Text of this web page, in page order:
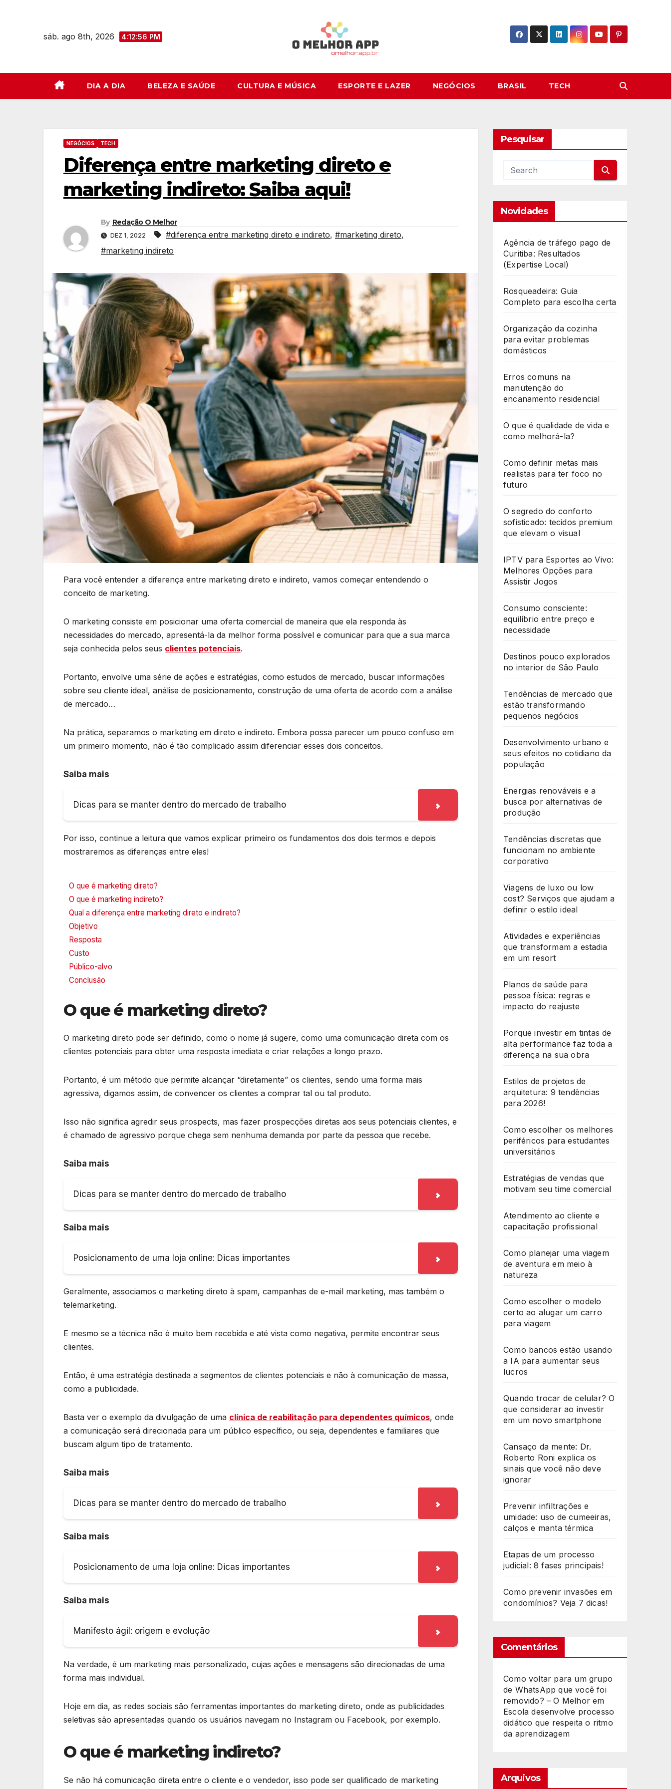
sáb. ago 8th, 2026 4:12:57 PM
DIA A DIA BELEZA E SAÚDE CULTURA E MÚSICA ESPORTE E LAZER NEGÓCIOS BRASIL TECH
NEGÓCIOS TECH
Diferença entre marketing direto e
marketing indireto: Saiba aqui!
By Redação O Melhor
DEZ 1, 2022 #diferença entre marketing direto e indireto, #marketing direto,
#marketing indireto
Para você entender a diferença entre marketing direto e indireto, vamos começar entendendo o
conceito de marketing.
O marketing consiste em posicionar uma oferta comercial de maneira que ela responda às
necessidades do mercado, apresentá-la da melhor forma possível e comunicar para que a sua marca
seja conhecida pelos seus clientes potenciais.
Portanto, envolve uma série de ações e estratégias, como estudos de mercado, buscar informações
sobre seu cliente ideal, análise de posicionamento, construção de uma oferta de acordo com a análise
de mercado…
Na prática, separamos o marketing em direto e indireto. Embora possa parecer um pouco confuso em
um primeiro momento, não é tão complicado assim diferenciar esses dois conceitos.
Saiba mais
Dicas para se manter dentro do mercado de trabalho
Por isso, continue a leitura que vamos explicar primeiro os fundamentos dos dois termos e depois
mostraremos as diferenças entre eles!
O que é marketing direto?
O que é marketing indireto?
Qual a diferença entre marketing direto e indireto?
Objetivo
Resposta
Custo
Público-alvo
Conclusão
O que é marketing direto?
O marketing direto pode ser definido, como o nome já sugere, como uma comunicação direta com os
clientes potenciais para obter uma resposta imediata e criar relações a longo prazo.
Portanto, é um método que permite alcançar “diretamente” os clientes, sendo uma forma mais
agressiva, digamos assim, de convencer os clientes a comprar tal ou tal produto.
Isso não significa agredir seus prospects, mas fazer prospecções diretas aos seus potenciais clientes, e
é chamado de agressivo porque chega sem nenhuma demanda por parte da pessoa que recebe.
Saiba mais
Dicas para se manter dentro do mercado de trabalho
Saiba mais
Posicionamento de uma loja online: Dicas importantes
Geralmente, associamos o marketing direto à spam, campanhas de e-mail marketing, mas também o
telemarketing.
E mesmo se a técnica não é muito bem recebida e até vista como negativa, permite encontrar seus
clientes.
Então, é uma estratégia destinada a segmentos de clientes potenciais e não à comunicação de massa,
como a publicidade.
Basta ver o exemplo da divulgação de uma clínica de reabilitação para dependentes químicos, onde
a comunicação será direcionada para um público específico, ou seja, dependentes e familiares que
buscam algum tipo de tratamento.
Saiba mais
Dicas para se manter dentro do mercado de trabalho
Saiba mais
Posicionamento de uma loja online: Dicas importantes
Saiba mais
Manifesto ágil: origem e evolução
Na verdade, é um marketing mais personalizado, cujas ações e mensagens são direcionadas de uma
forma mais individual.
Hoje em dia, as redes sociais são ferramentas importantes do marketing direto, onde as publicidades
seletivas são apresentadas quando os usuários navegam no Instagram ou Facebook, por exemplo.
O que é marketing indireto?
Se não há comunicação direta entre o cliente e o vendedor, isso pode ser qualificado de marketing
Pesquisar
Novidades
Agência de tráfego pago de
Curitiba: Resultados
(Expertise Local)
Rosqueadeira: Guia
Completo para escolha certa
Organização da cozinha
para evitar problemas
domésticos
Erros comuns na
manutenção do
encanamento residencial
O que é qualidade de vida e
como melhorá-la?
Como definir metas mais
realistas para ter foco no
futuro
O segredo do conforto
sofisticado: tecidos premium
que elevam o visual
IPTV para Esportes ao Vivo:
Melhores Opções para
Assistir Jogos
Consumo consciente:
equilíbrio entre preço e
necessidade
Destinos pouco explorados
no interior de São Paulo
Tendências de mercado que
estão transformando
pequenos negócios
Desenvolvimento urbano e
seus efeitos no cotidiano da
população
Energias renováveis e a
busca por alternativas de
produção
Tendências discretas que
funcionam no ambiente
corporativo
Viagens de luxo ou low
cost? Serviços que ajudam a
definir o estilo ideal
Atividades e experiências
que transformam a estadia
em um resort
Planos de saúde para
pessoa física: regras e
impacto do reajuste
Porque investir em tintas de
alta performance faz toda a
diferença na sua obra
Estilos de projetos de
arquitetura: 9 tendências
para 2026!
Como escolher os melhores
periféricos para estudantes
universitários
Estratégias de vendas que
motivam seu time comercial
Atendimento ao cliente e
capacitação profissional
Como planejar uma viagem
de aventura em meio à
natureza
Como escolher o modelo
certo ao alugar um carro
para viagem
Como bancos estão usando
a IA para aumentar seus
lucros
Quando trocar de celular? O
que considerar ao investir
em um novo smartphone
Cansaço da mente: Dr.
Roberto Roni explica os
sinais que você não deve
ignorar
Prevenir infiltrações e
umidade: uso de cumeeiras,
calços e manta térmica
Etapas de um processo
judicial: 8 fases principais!
Como prevenir invasões em
condomínios? Veja 7 dicas!
Comentários
Como voltar para um grupo
de WhatsApp que você foi
removido? – O Melhor em
Escola desenvolve processo
didático que respeita o ritmo
da aprendizagem
Arquivos